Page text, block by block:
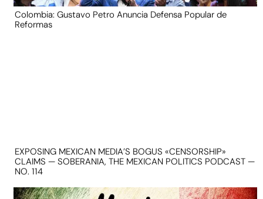
Colombia: Gustavo Petro Anuncia Defensa Popular de
Reformas
EXPOSING MEXICAN MEDIA’S BOGUS «CENSORSHIP»
CLAIMS — SOBERANIA, THE MEXICAN POLITICS PODCAST —
NO. 114